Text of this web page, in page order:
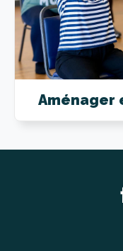
Aménager